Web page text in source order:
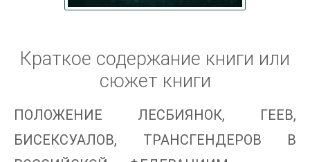
Краткое содержание книги или
сюжет книги
ПОЛОЖЕНИЕ ЛЕСБИЯНОК, ГЕЕВ,
БИСЕКСУАЛОВ, ТРАНСГЕНДЕРОВ В